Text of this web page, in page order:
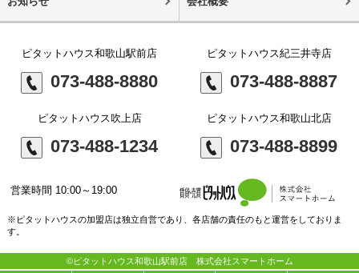
ピタットハウス和歌山駅前店
073-488-8880
ピタットハウス紀三井寺店
073-488-8887
ピタットハウス吹上店
073-488-1234
ピタットハウス和歌山北店
073-488-8899
営業時間 10:00～19:00
※ピタットハウスの加盟店は独立自営であり、各店舗の責任のもと運営をしておりま
す。
©ピタットハウス和歌山駅前店 株式会社スマートホーム